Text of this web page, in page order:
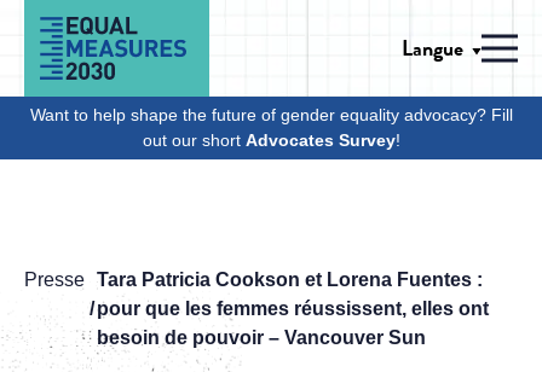
Skip to Content
Langue
Want to help shape the future of gender equality advocacy? Fill
out our short Advocates Survey!
Presse Tara Patricia Cookson et Lorena Fuentes :
pour que les femmes réussissent, elles ont
besoin de pouvoir – Vancouver Sun